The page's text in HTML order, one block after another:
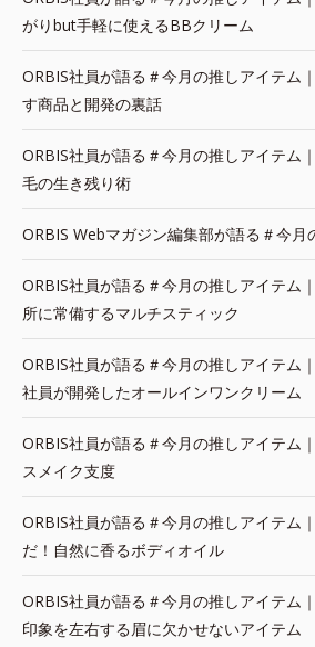
がりbut手軽に使えるBBクリーム
ORBIS社員が語る＃今月の推しアイテム
す商品と開発の裏話
ORBIS社員が語る＃今月の推しアイテム
毛の生き残り術
ORBIS Webマガジン編集部が語る＃今月
ORBIS社員が語る＃今月の推しアイテム
所に常備するマルチスティック
ORBIS社員が語る＃今月の推しアイテム
社員が開発したオールインワンクリーム
ORBIS社員が語る＃今月の推しアイテム
スメイク支度
ORBIS社員が語る＃今月の推しアイテム
だ！自然に香るボディオイル
ORBIS社員が語る＃今月の推しアイテム
印象を左右する眉に欠かせないアイテム